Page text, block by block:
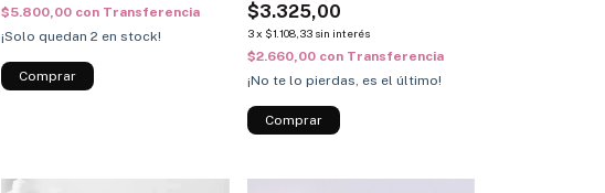
$5.800,00 con Transferencia
¡Solo quedan2 en stock!
$3.325,00
3 x $1.108,33 sin interés
$2.660,00 con Transferencia
¡No te lo pierdas, es el último!
Comprar